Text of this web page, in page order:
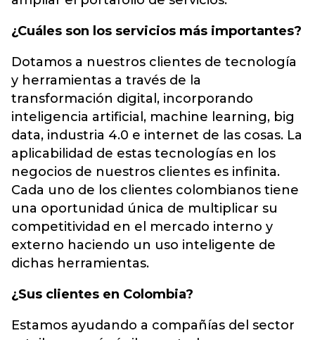
¿Cuáles son los servicios más importantes?
Dotamos a nuestros clientes de tecnología
y herramientas a través de la
transformación digital, incorporando
inteligencia artificial, machine learning, big
data, industria 4.0 e internet de las cosas. La
aplicabilidad de estas tecnologías en los
negocios de nuestros clientes es infinita.
Cada uno de los clientes colombianos tiene
una oportunidad única de multiplicar su
competitividad en el mercado interno y
externo haciendo un uso inteligente de
dichas herramientas.
¿Sus clientes en Colombia?
Estamos ayudando a compañías del sector